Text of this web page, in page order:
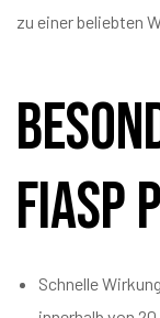
zu einer beliebten
FIASP
Schnelle